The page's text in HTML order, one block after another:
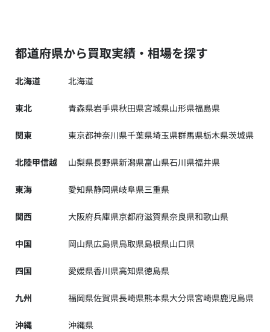
都道府県から買取実績・相場を探す
北海道 北海道
東北 青森県岩手県秋田県宮城県山形県福島県
関東 東京都神奈川県千葉県埼玉県群馬県栃木県茨城県
北陸甲信越 山梨県長野県新潟県富山県石川県福井県
東海 愛知県静岡県岐阜県三重県
関西 大阪府兵庫県京都府滋賀県奈良県和歌山県
中国 岡山県広島県鳥取県島根県山口県
四国 愛媛県香川県高知県徳島県
九州 福岡県佐賀県長崎県熊本県大分県宮崎県鹿児島県
沖縄 沖縄県